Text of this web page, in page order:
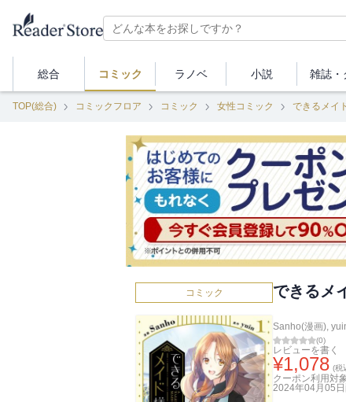
総合 コミック ラノベ 小説 雑誌・
TOP(総合) コミックフロア コミック 女性コミック できるメイ
コミック できるメ
Sanho(漫画),
(0)
レビューを書く
¥1,078 (税
クーポン利用対
2024年04月05日